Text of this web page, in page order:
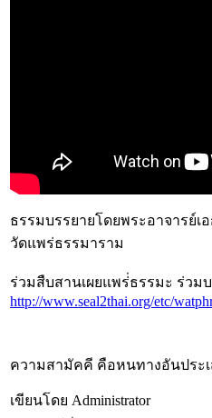
ธรรมบรรยายโดยพระอาจารย์
วัดแพร่ธรรมาราม
ร่วมสืบสานเผยแพร่่ธรรมะ ร่วม
http://www.seal2thai.org/etc/
ความสามัคคี คือหนทางอันประเ
เขียนโดย Administrator